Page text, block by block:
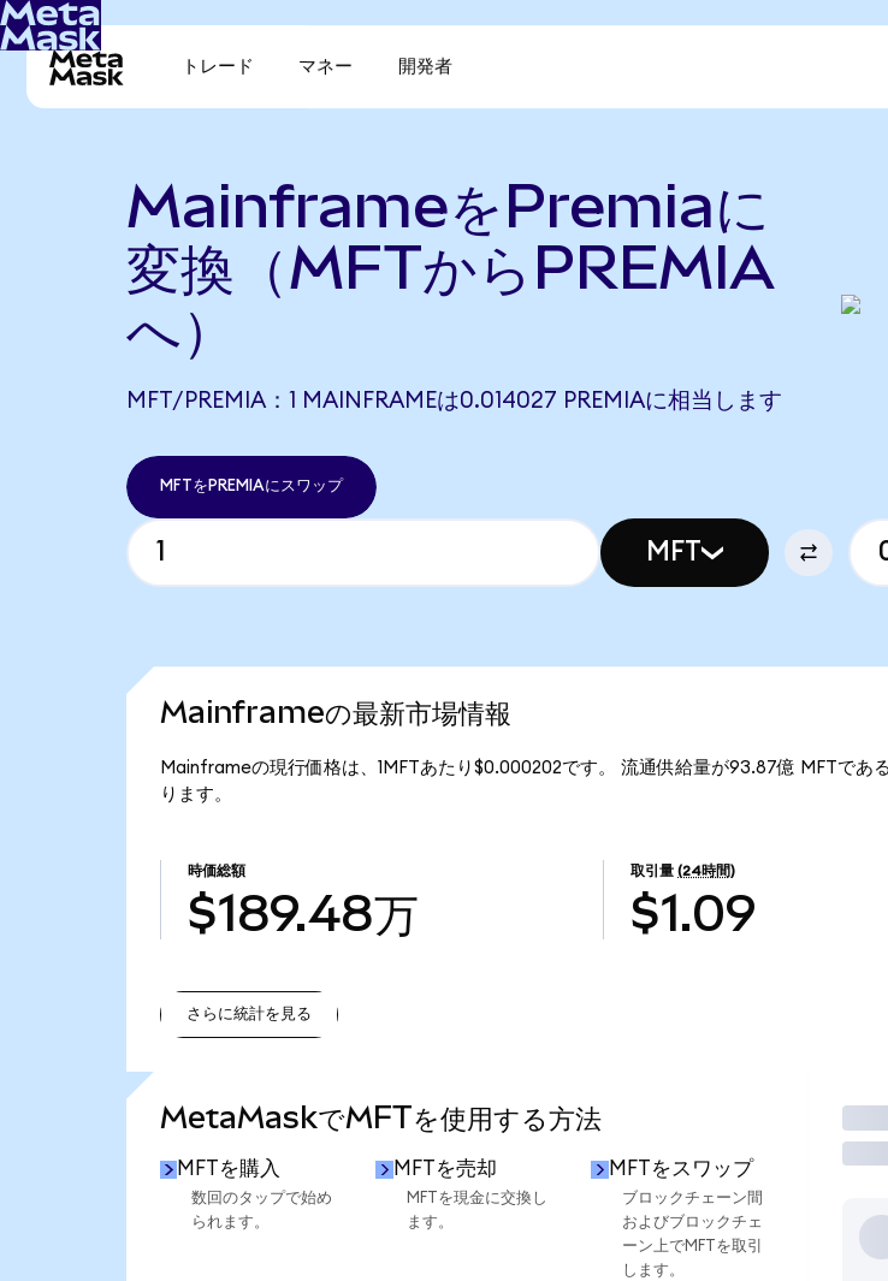
トレード マネー 開発者
MainframeをPremiaに
変換（MFTからPREMIA
へ）
MFT/PREMIA：1 MAINFRAMEは0.014027 PREMIAに相当します
MFTをPREMIAにスワップ
MFT
Mainframeの最新市場情報
Mainframeの現行価格は、1MFTあたり$0.000202です。 流通供給量が93.87億 MFTであ
ります。
時価総額
$189.48万
取引量 (24時間)
$1.09
さらに統計を見る
MetaMaskでMFTを使用する方法
MFTを購入
数回のタップで始め
られます。
MFTを売却
MFTを現金に交換し
ます。
MFTをスワップ
ブロックチェーン間
およびブロックチェ
ーン上でMFTを取引
します。
取